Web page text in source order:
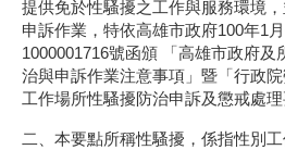
提供免於性騷擾之工作與服務環境
申訴作業，特依高雄市政府100年1
1000001716號函頒 「高雄市政府
治與申訴作業注意事項」暨「行政
工作場所性騷擾防治申訴及懲戒處理
二、本要點所稱性騷擾，係指性別